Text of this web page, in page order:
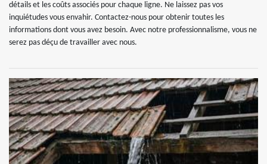
détails et les coûts associés pour chaque ligne. Ne laissez pas vos
inquiétudes vous envahir. Contactez-nous pour obtenir toutes les
informations dont vous avez besoin. Avec notre professionnalisme, vous ne
serez pas déçu de travailler avec nous.